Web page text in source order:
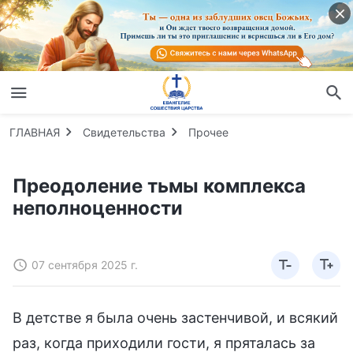
ГЛАВНАЯ Свидетельства Прочее
Преодоление тьмы комплекса
неполноценности
07 сентября 2025 г.
В детстве я была очень застенчивой, и всякий
раз, когда приходили гости, я пряталась за